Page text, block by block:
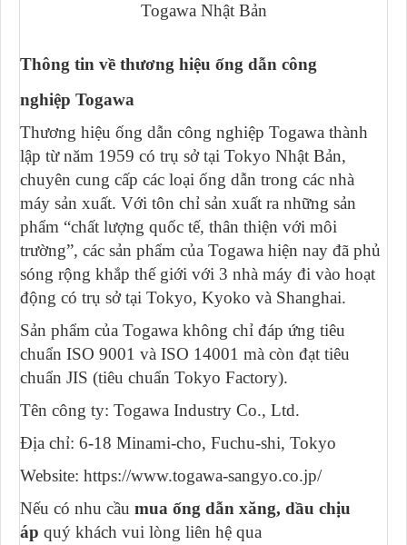
Togawa Nhật Bản
Thông tin về thương hiệu ống dẫn công
nghiệp Togawa
Thương hiệu ống dẫn công nghiệp Togawa thành
lập từ năm 1959 có trụ sở tại Tokyo Nhật Bản,
chuyên cung cấp các loại ống dẫn trong các nhà
máy sản xuất. Với tôn chỉ sản xuất ra những sản
phẩm “chất lượng quốc tế, thân thiện với môi
trường”, các sản phẩm của Togawa hiện nay đã phủ
sóng rộng khắp thế giới với 3 nhà máy đi vào hoạt
động có trụ sở tại Tokyo, Kyoko và Shanghai.
Sản phẩm của Togawa không chỉ đáp ứng tiêu
chuẩn ISO 9001 và ISO 14001 mà còn đạt tiêu
chuẩn JIS (tiêu chuẩn Tokyo Factory).
Tên công ty: Togawa Industry Co., Ltd.
Địa chỉ: 6-18 Minami-cho, Fuchu-shi, Tokyo
Website: https://www.togawa-sangyo.co.jp/
Nếu có nhu cầu mua ống dẫn xăng, dầu chịu
áp quý khách vui lòng liên hệ qua